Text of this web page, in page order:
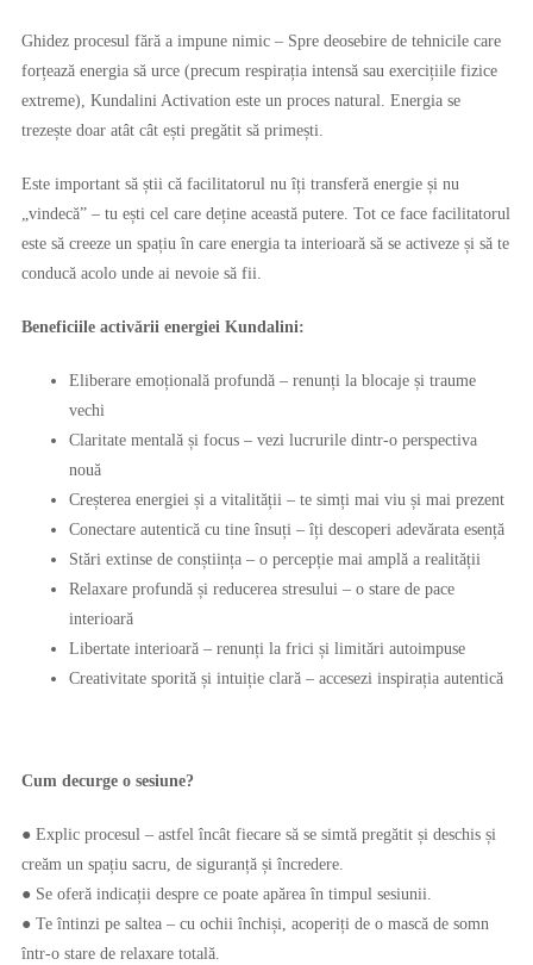
Ghidez procesul fără a impune nimic – Spre deosebire de tehnicile care
forțează energia să urce (precum respirația intensă sau exercițiile fizice
extreme), Kundalini Activation este un proces natural. Energia se
trezește doar atât cât ești pregătit să primești.
Este important să știi că facilitatorul nu îți transferă energie și nu
„vindecă” – tu ești cel care deține această putere. Tot ce face facilitatorul
este să creeze un spațiu în care energia ta interioară să se activeze și să te
conducă acolo unde ai nevoie să fii.
Beneficiile activării energiei Kundalini:
Eliberare emoțională profundă – renunți la blocaje și traume
vechi
Claritate mentală și focus – vezi lucrurile dintr-o perspectiva
nouă
Creșterea energiei și a vitalității – te simți mai viu și mai prezent
Conectare autentică cu tine însuți – îți descoperi adevărata esență
Stări extinse de conștiința – o percepție mai amplă a realității
Relaxare profundă și reducerea stresului – o stare de pace
interioară
Libertate interioară – renunți la frici și limitări autoimpuse
Creativitate sporită și intuiție clară – accesezi inspirația autentică
Cum decurge o sesiune?
● Explic procesul – astfel încât fiecare să se simtă pregătit și deschis și
creăm un spațiu sacru, de siguranță și încredere.
● Se oferă indicații despre ce poate apărea în timpul sesiunii.
● Te întinzi pe saltea – cu ochii închiși, acoperiți de o mască de somn
într-o stare de relaxare totală.